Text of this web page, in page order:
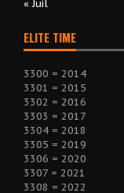
« Juil
ELITE TIME
3300 = 2014
3301 = 2015
3302 = 2016
3303 = 2017
3304 = 2018
3305 = 2019
3306 = 2020
3307 = 2021
3308 = 2022